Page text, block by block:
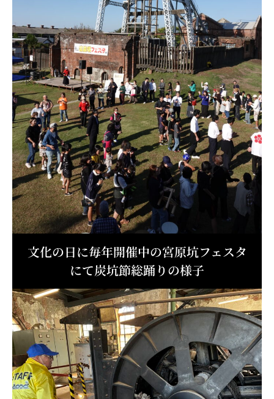
文化の日に毎年開催中の宮原坑フェスタ
にて炭坑節総踊りの様子